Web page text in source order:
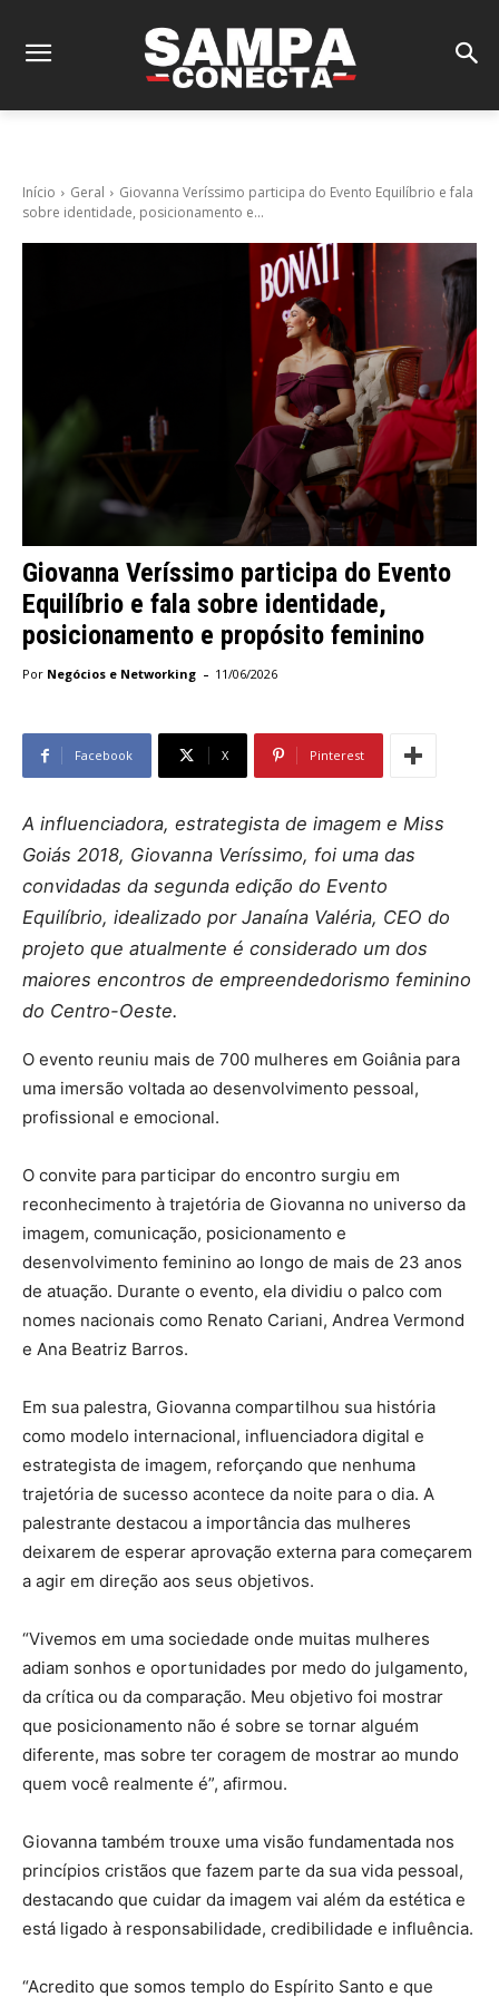
Início Geral
Giovanna Veríssimo participa do Evento Equilíbrio e fala
sobre identidade, posicionamento e...
Giovanna Veríssimo participa do Evento
Equilíbrio e fala sobre identidade,
posicionamento e propósito feminino
Por Negócios e Networking - 11/06/2026
Facebook X Pinterest
A influenciadora, estrategista de imagem e Miss
Goiás 2018, Giovanna Veríssimo, foi uma das
convidadas da segunda edição do Evento
Equilíbrio, idealizado por Janaína Valéria, CEO do
projeto que atualmente é considerado um dos
maiores encontros de empreendedorismo feminino
do Centro-Oeste.
O evento reuniu mais de 700 mulheres em Goiânia para
uma imersão voltada ao desenvolvimento pessoal,
profissional e emocional.
O convite para participar do encontro surgiu em
reconhecimento à trajetória de Giovanna no universo da
imagem, comunicação, posicionamento e
desenvolvimento feminino ao longo de mais de 23 anos
de atuação. Durante o evento, ela dividiu o palco com
nomes nacionais como Renato Cariani, Andrea Vermond
e Ana Beatriz Barros.
Em sua palestra, Giovanna compartilhou sua história
como modelo internacional, influenciadora digital e
estrategista de imagem, reforçando que nenhuma
trajetória de sucesso acontece da noite para o dia. A
palestrante destacou a importância das mulheres
deixarem de esperar aprovação externa para começarem
a agir em direção aos seus objetivos.
“Vivemos em uma sociedade onde muitas mulheres
adiam sonhos e oportunidades por medo do julgamento,
da crítica ou da comparação. Meu objetivo foi mostrar
que posicionamento não é sobre se tornar alguém
diferente, mas sobre ter coragem de mostrar ao mundo
quem você realmente é”, afirmou.
Giovanna também trouxe uma visão fundamentada nos
princípios cristãos que fazem parte da sua vida pessoal,
destacando que cuidar da imagem vai além da estética e
está ligado à responsabilidade, credibilidade e influência.
“Acredito que somos templo do Espírito Santo e que